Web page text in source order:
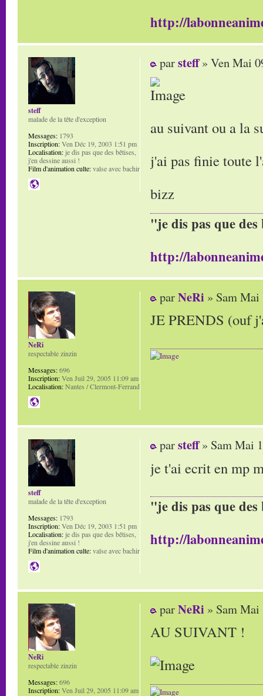
http://
parsteff» Ven Mai
au suivant ou a la
j'ai pas finie toute
bizz
"je dis pas que
http://
steff
malade de la tête d'exception
Messages: 1793
Inscription:Ven Déc 19, 2003 1:51 pm
Localisation:je dis pas que des bêtises,
j'en dessine aussi !
Film d'animation culte:valse avec bachir
parNeRi » Sam Mai
JE PRENDS (ouf
NeRi
respectable zinzin
Messages:696
Inscription:Ven Juil 29, 2005 11:09 am
Localisation:Nantes / Clermont-Ferrand
parsteff» Sam Mai
je t'ai ecrit en mp
"je dis pas que
http://
steff
malade de la tête d'exception
Messages: 1793
Inscription:Ven Déc 19, 2003 1:51 pm
Localisation:je dis pas que des bêtises,
j'en dessine aussi !
Film d'animation culte:valse avec bachir
parNeRi » Sam
AU SUIVANT !
NeRi
respectable zinzin
Messages:696
Inscription:Ven Juil 29, 2005 11:09 am